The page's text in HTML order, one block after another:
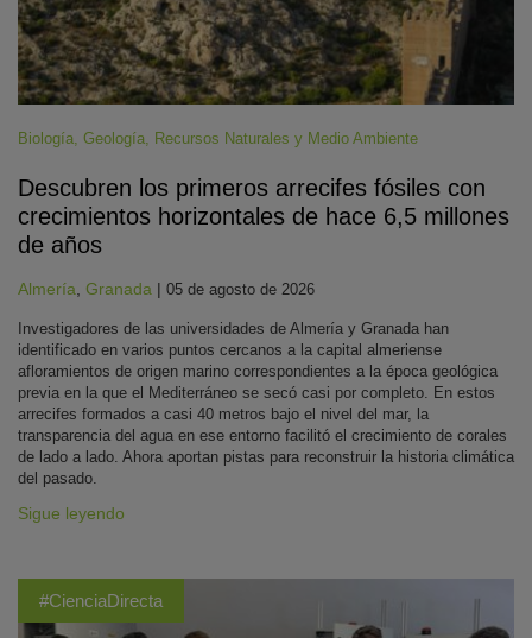
Biología, Geología, Recursos Naturales y Medio Ambiente
Descubren los primeros arrecifes fósiles con
crecimientos horizontales de hace 6,5 millones
de años
Almería Granada | 05 de agosto de 2026
Investigadores de las universidades de Almería y Granada han
identificado en varios puntos cercanos a la capital almeriense
afloramientos de origen marino correspondientes a la época geológica
previa en la que el Mediterráneo se secó casi por completo. En estos
arrecifes formados a casi 40 metros bajo el nivel del mar, la
transparencia del agua en ese entorno facilitó el crecimiento de corales
de lado a lado. Ahora aportan pistas para reconstruir la historia climática
del pasado.
Sigue leyendo
#CienciaDirecta